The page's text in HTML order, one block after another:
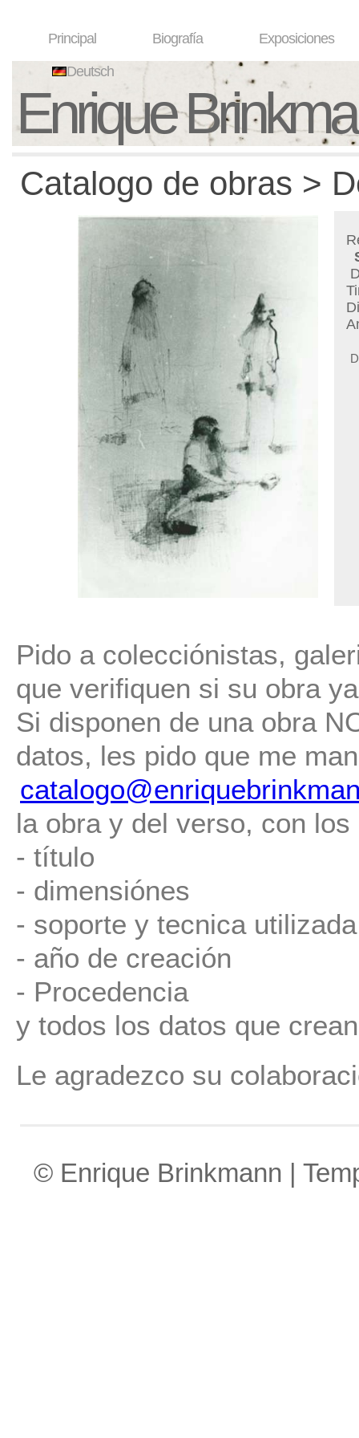
Principal Biografía Exposiciones
Deutsch
Enrique
Catalogo de obras >
Pido a colecciónistas,
que verifiquen si su obra
Si disponen de una obra
datos, les pido que me
la obra y del verso, con
- título
- dimensiónes
- soporte y tecnica
- año de creación
- Procedencia
y todos los datos que
Le agradezco su
© Enrique Brinkmann |